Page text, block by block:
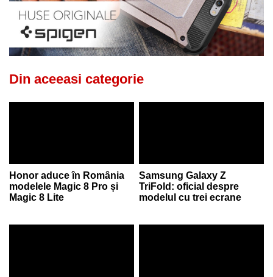
Din aceeasi categorie
Honor aduce în România
modelele Magic 8 Pro și
Magic 8 Lite
Samsung Galaxy Z
TriFold: oficial despre
modelul cu trei ecrane